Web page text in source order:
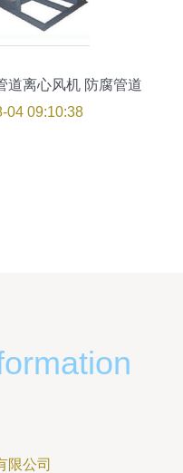
道离心风机 防腐管道
择
04 09:10:38
限公司